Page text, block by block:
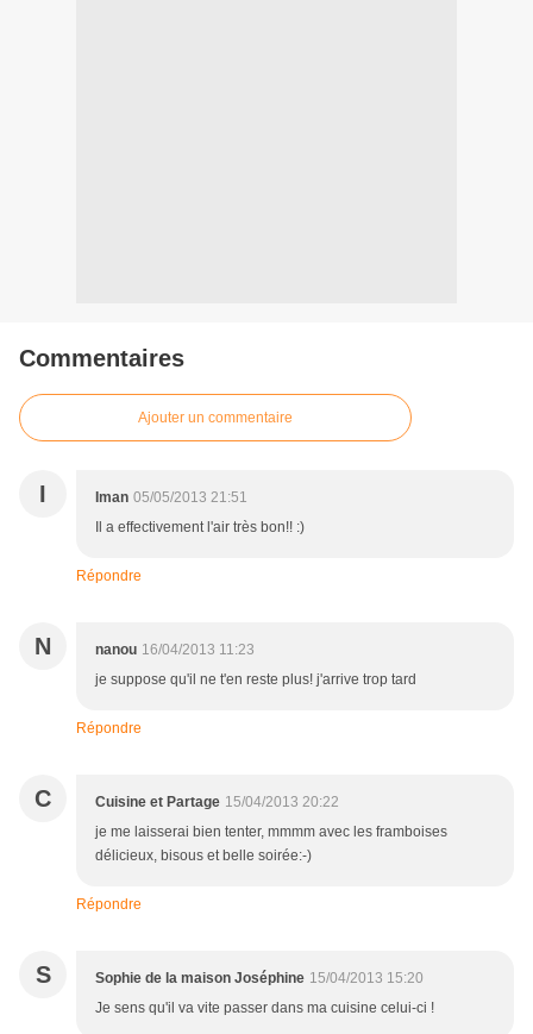
Commentaires
Ajouter un commentaire
I Iman 05/05/2013 21:51
Il a effectivement l'air très bon!! :)
Répondre
N nanou 16/04/2013 11:23
je suppose qu'il ne t'en reste plus! j'arrive trop tard
Répondre
C Cuisine et Partage 15/04/2013 20:22
je me laisserai bien tenter, mmmm avec les framboises
délicieux, bisous et belle soirée:-)
Répondre
S Sophie de la maison Joséphine 15/04/2013 15:20
Je sens qu'il va vite passer dans ma cuisine celui-ci !